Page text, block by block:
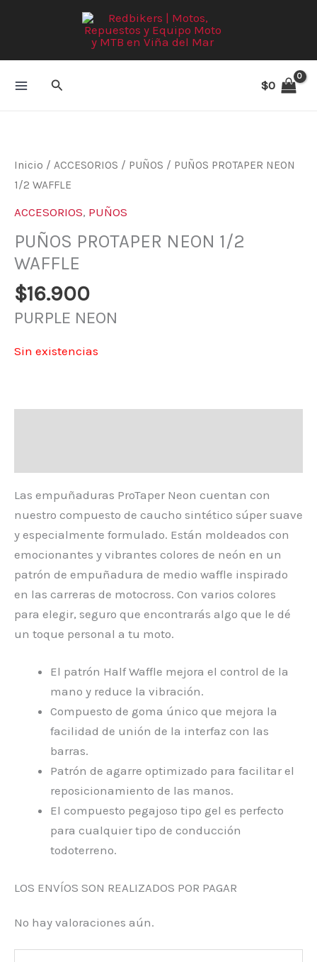
Buscar $0
Inicio / ACCESORIOS / PUÑOS / PUÑOS PROTAPER NEON
1/2 WAFFLE
ACCESORIOS, PUÑOS
PUÑOS PROTAPER NEON 1/2
WAFFLE
$16.900
PURPLE NEON
Sin existencias
Las empuñaduras ProTaper Neon cuentan con
nuestro compuesto de caucho sintético súper suave
y especialmente formulado. Están moldeados con
emocionantes y vibrantes colores de neón en un
patrón de empuñadura de medio waffle inspirado
en las carreras de motocross. Con varios colores
para elegir, seguro que encontrarás algo que le dé
un toque personal a tu moto.
El patrón Half Waffle mejora el control de la
mano y reduce la vibración.
Compuesto de goma único que mejora la
facilidad de unión de la interfaz con las
barras.
Patrón de agarre optimizado para facilitar el
reposicionamiento de las manos.
El compuesto pegajoso tipo gel es perfecto
para cualquier tipo de conducción
todoterreno.
LOS ENVÍOS SON REALIZADOS POR PAGAR
No hay valoraciones aún.